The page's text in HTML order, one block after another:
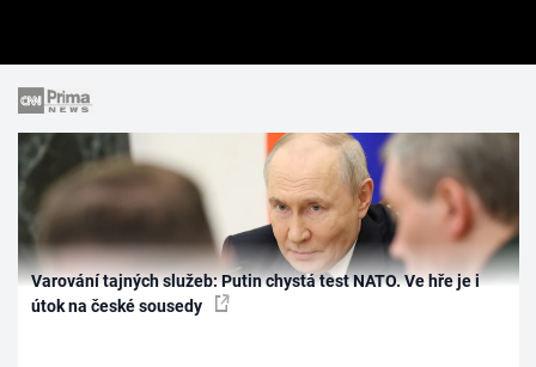
Varování tajných služeb: Putin chystá test NATO. Ve hře je i
útok na české sousedy